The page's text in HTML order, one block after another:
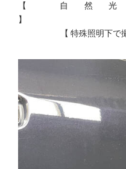
【 自然
【 特殊照明下で撮